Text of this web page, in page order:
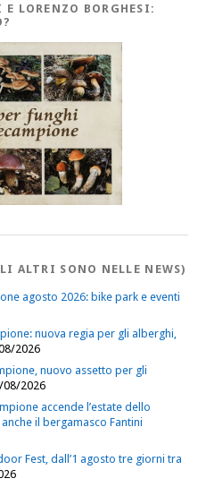
LORENZO BORGHESI:
ALTRI SONO NELLE NEWS)
agosto 2026: bike park e eventi
nuova regia per gli alberghi,
2026
nuovo assetto per gli
08/2026
accende l’estate dello
il bergamasco Fantini
Fest, dall’1 agosto tre giorni tra